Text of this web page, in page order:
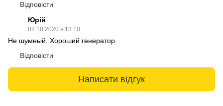
Відповісти
Юрій
02.10.2020 в 13:10
Не шумный. Хороший генератор.
Відповісти
Написати відгук